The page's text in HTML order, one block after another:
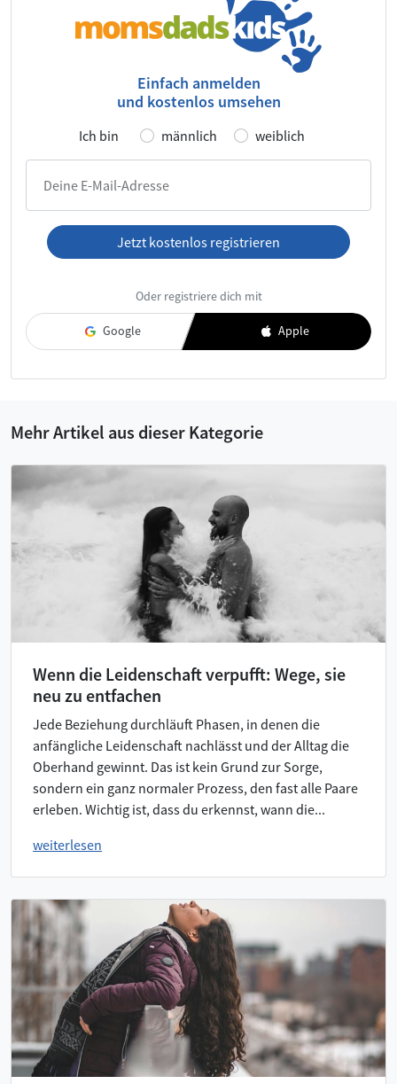
Einfach anmelden
und kostenlos umsehen
Ich bin männlich weiblich
Deine E-Mail-Adresse
Jetzt kostenlos registrieren
Oder registriere dich mit
Google Apple
Mehr Artikel aus dieser Kategorie
Wenn die Leidenschaft verpufft: Wege, sie
neu zu entfachen
Jede Beziehung durchläuft Phasen, in denen die
anfängliche Leidenschaft nachlässt und der Alltag die
Oberhand gewinnt. Das ist kein Grund zur Sorge,
sondern ein ganz normaler Prozess, den fast alle Paare
erleben. Wichtig ist, dass du erkennst, wann die...
weiterlesen